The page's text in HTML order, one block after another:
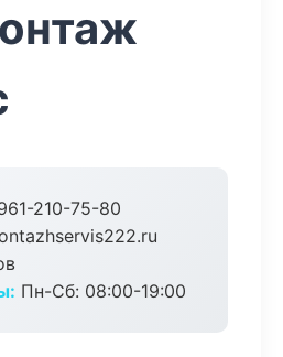
210-75-80
Пн-Сб: 08:00-19:00